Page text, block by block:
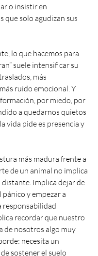
o insistir en
que solo agudizan sus
lo que hacemos para
suele intensificar su
más
ruido emocional. Y
por miedo, por
a quedarnos quietos
vida pide es presencia y
más madura frente a
de un animal no implica
Implica dejar de
y empezar a
responsabilidad
recordar que nuestro
de nosotros algo muy
necesita un
sostener el suelo